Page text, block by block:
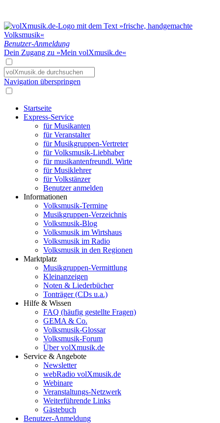
Benutzer-Anmeldung
Dein Zugang zu »Mein volXmusik.de«
Navigation überspringen
Startseite
Express-Service
für Musikanten
für Veranstalter
für Musikgruppen-Vertreter
für Volksmusik-Liebhaber
für musikantenfreundl. Wirte
für Musiklehrer
für Volkstänzer
Benutzer anmelden
Informationen
Volksmusik-Termine
Musikgruppen-Verzeichnis
Volksmusik-Blog
Volksmusik im Wirtshaus
Volksmusik im Radio
Volksmusik in den Regionen
Marktplatz
Musikgruppen-Vermittlung
Kleinanzeigen
Noten & Liederbücher
Tonträger (CDs u.a.)
Hilfe & Wissen
FAQ (häufig gestellte Fragen)
GEMA & Co.
Volksmusik-Glossar
Volksmusik-Forum
Über volXmusik.de
Service & Angebote
Newsletter
webRadio volXmusik.de
Webinare
Veranstaltungs-Netzwerk
Weiterführende Links
Gästebuch
Benutzer-Anmeldung